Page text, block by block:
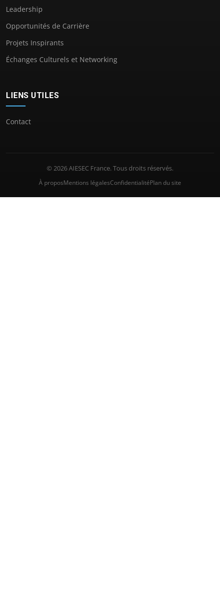
Leadership
Opportunités de Carrière
Projets Inspirants
Échanges Culturels et Networking
LIENS UTILES
Contact
© 2026 AIESEC France. Tous droits réservés.
À proposMentions légalesConfidentialitéPlan du site